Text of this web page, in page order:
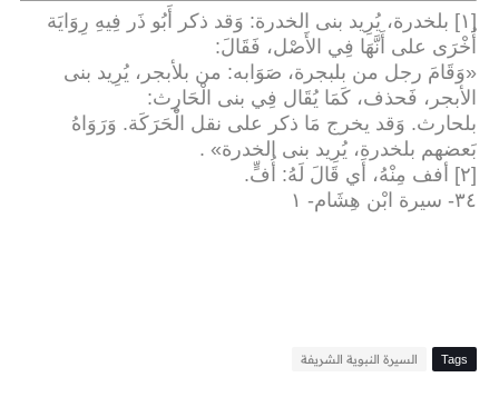
[١] بلخدرة، يُرِيد بنى الخدرة: وَقد ذكر أَبُو ذَر فِيهِ رِوَايَة
أُخْرَى على أَنَّهَا فِي الأَصْل، فَقَالَ:
«وَقَامَ رجل من بلبجرة، صَوَابه: من بلأبجر، يُرِيد بنى
الأبجر، فَحذف، كَمَا يُقَال فِي بنى الْحَارِث:
بلحارث. وَقد يخرج مَا ذكر على نقل الْحَرَكَة. وَرَوَاهُ
بَعضهم بلخدرة، يُرِيد بنى الخدرة» .
[٢] أفف مِنْهُ، أَي قَالَ لَهُ: أُفٍّ
.
٣٤- سيرة ابْن هِشَام- ١
Tags السيرة النبوية الشريفة